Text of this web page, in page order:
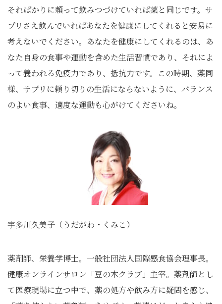
そればかりに頼って飲みつづけていれば薬と同じです。サ
プリさえ飲んでいればあなたを健康にしてくれると安易に
考えないでください。あなたを健康にしてくれるのは、あ
なた自身の食事や運動を含めた生活習慣であり、それによ
って養われる免疫力であり、抵抗力です。この時期、薬同
様、サプリに頼り切りの生活にならないように、バランス
のよい食事、適度な運動も心がけてくださいね。
宇多川久美子（うだがわ・くみこ）
薬剤師、栄養学博士。一般社団法人国際感食協会理事長。
健康オンラインサロン「豆の木クラブ」主宰。薬剤師とし
て医療現場に立つ中で、薬の処方や飲み方に疑問を感じ、